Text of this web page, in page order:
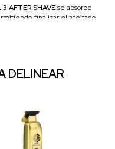
AFTER SHAVEse absorbe
finalizar el afeitado
colonia es ideal tanto para
en cuello y contornos. La
DELINEAR